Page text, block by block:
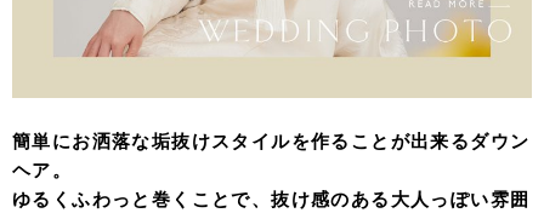
簡単にお洒落な垢抜けスタイルを作ることが出来るダウン
ヘア。
ゆるくふわっと巻くことで、抜け感のある大人っぽい雰囲